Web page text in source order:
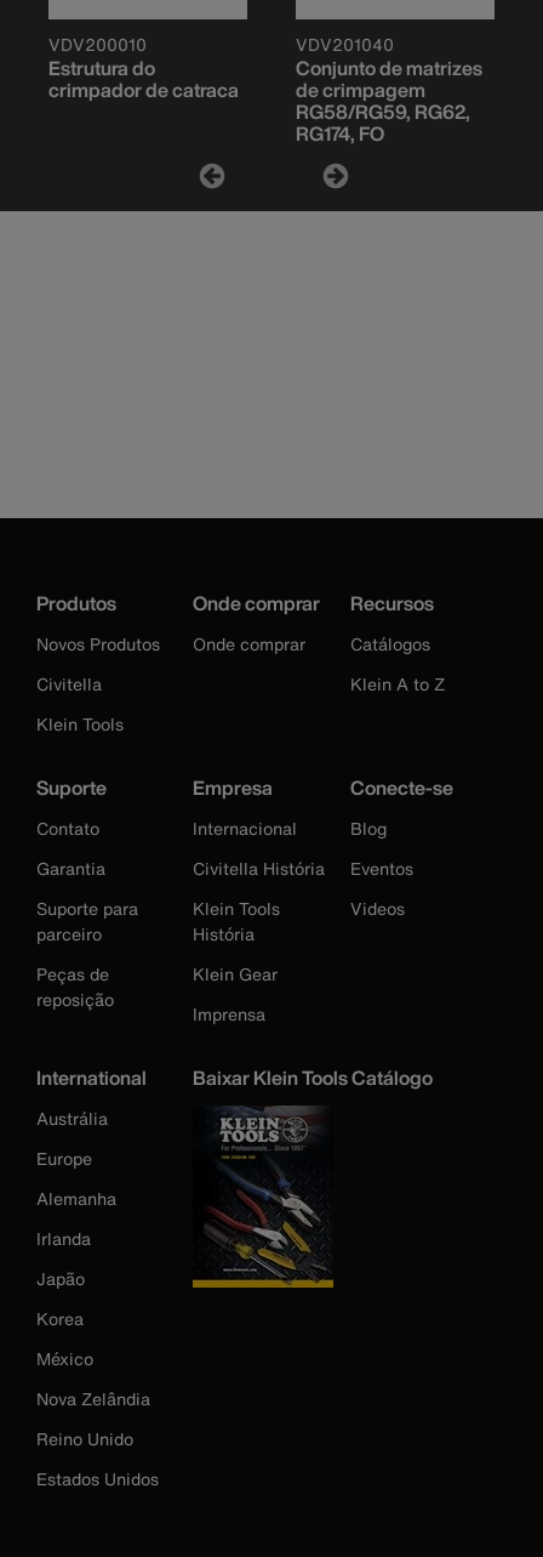
VDV200010
Estrutura do
crimpador de catraca
VDV201040
Conjunto de matrizes
de crimpagem
RG58/RG59, RG62,
RG174, FO
Produtos
Novos Produtos
Civitella
Klein Tools
Onde comprar
Onde comprar
Recursos
Catálogos
Klein A to Z
Suporte
Contato
Garantia
Suporte para
parceiro
Peças de
reposição
Empresa
Internacional
Civitella História
Klein Tools
História
Klein Gear
Imprensa
Conecte-se
Blog
Eventos
Videos
International
Austrália
Europe
Alemanha
Irlanda
Japão
Korea
México
Nova Zelândia
Reino Unido
Estados Unidos
Baixar Klein Tools Catálogo